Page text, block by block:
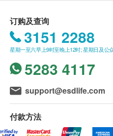
佳健素在英国制造，符合
20年。质量由第三方独立
纯净认证，GOED认证(全
之友认证。
英国伦敦帝国学院首以磁
分娩期间, 服食佳健素佳孕
婴儿平均身高+4%
婴儿脑部发育更完善
送货条款：
购买 Equazen 佳健素 /
岭药业 / Epaplus 骨乐
可享本地免费送货服务
附加HK$40运费。
离岛及偏远地区不设上
取件。
我们将于确定订单后3个
不排除运送时间会因节
订购及查询
3151 2288
星期一至六早上9时至晚上12时; 星期日及公
5283 4117
support@esdlife.com
付款方法